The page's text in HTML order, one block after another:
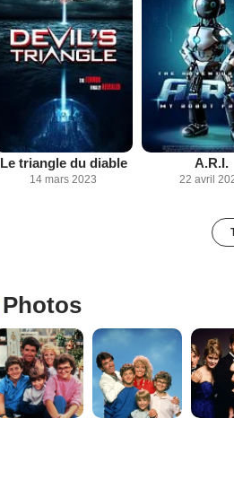
Le triangle du diable
14 mars 2023
A.R.I.
22 avril
Photos